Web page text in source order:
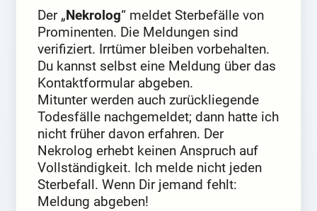
Der „Nekrolog“ meldet Sterbefälle von
Prominenten. Die Meldungen sind
verifiziert. Irrtümer bleiben vorbehalten.
Du kannst selbst eine Meldung über das
Kontaktformular abgeben.
Mitunter werden auch zurückliegende
Todesfälle nachgemeldet; dann hatte ich
nicht früher davon erfahren. Der
Nekrolog erhebt keinen Anspruch auf
Vollständigkeit. Ich melde nicht jeden
Sterbefall. Wenn Dir jemand fehlt:
Meldung abgeben!